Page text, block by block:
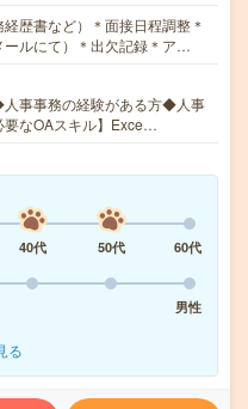
歴書など）＊面接日程調整＊
ールにて）＊出欠記録＊ア…
事事務の経験がある方◆人事
なOAスキル】Exce…
40代 50代
60代
男性
る